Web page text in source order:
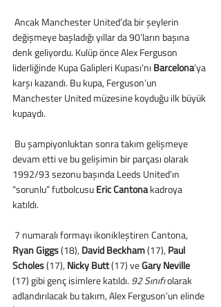
değişmeye başladığı yıllar da 90’ların başına
denk geliyordu. Kulüp önce Alex Ferguson
liderliğinde Kupa Galipleri Kupası’nı Barcelona’ya
karşı kazandı. Bu kupa, Ferguson’un
Manchester United müzesine koyduğu ilk büyük
kupaydı.
devam etti ve bu gelişimin bir parçası olarak
1992/93 sezonu başında Leeds United’ın
“sorunlu” futbolcusu Eric Cantona kadroya
katıldı.
7 numaralı formayı ikonikleştiren Cantona,
Ryan Giggs (18), David Beckham (17), Paul
Scholes (17), Nicky Butt (17) ve Gary Neville
(17) gibi genç isimlere katıldı. 92 Sınıfı olarak
adlandırılacak bu takım, Alex Ferguson’un elinde